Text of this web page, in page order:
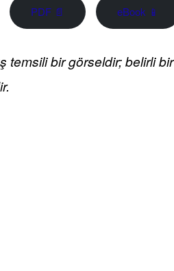
PDF 📄 eBook 📱
temsili bir görseldir; belirli bir